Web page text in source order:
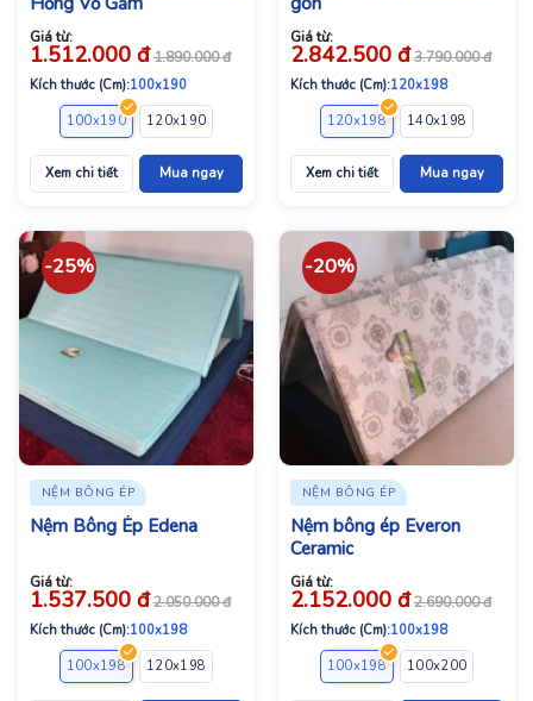
Giá từ:
1.512.000 đ 1.890.000đ
Kích thước (Cm):100x190
100x190
120x190 140x190 140x200
Xem chi tiết Mua ngay
Giá từ:
2.842.500 đ 3.790.000đ
Kích thước (Cm):120x198
120x198
140x198
Xem chi tiết Mua ngay
-25%
NỆM BÔNG ÉP
Nệm Bông Ép Edena
Giá từ:
1.537.500 đ 2.050.000đ
Kích thước (Cm):100x198
100x198
120x198 160x198 180x198
-20%
NỆM BÔNG ÉP
Nệm bông ép Everon
Ceramic
Giá từ:
2.152.000 đ 2.690.000đ
Kích thước (Cm):100x198
100x198
100x200